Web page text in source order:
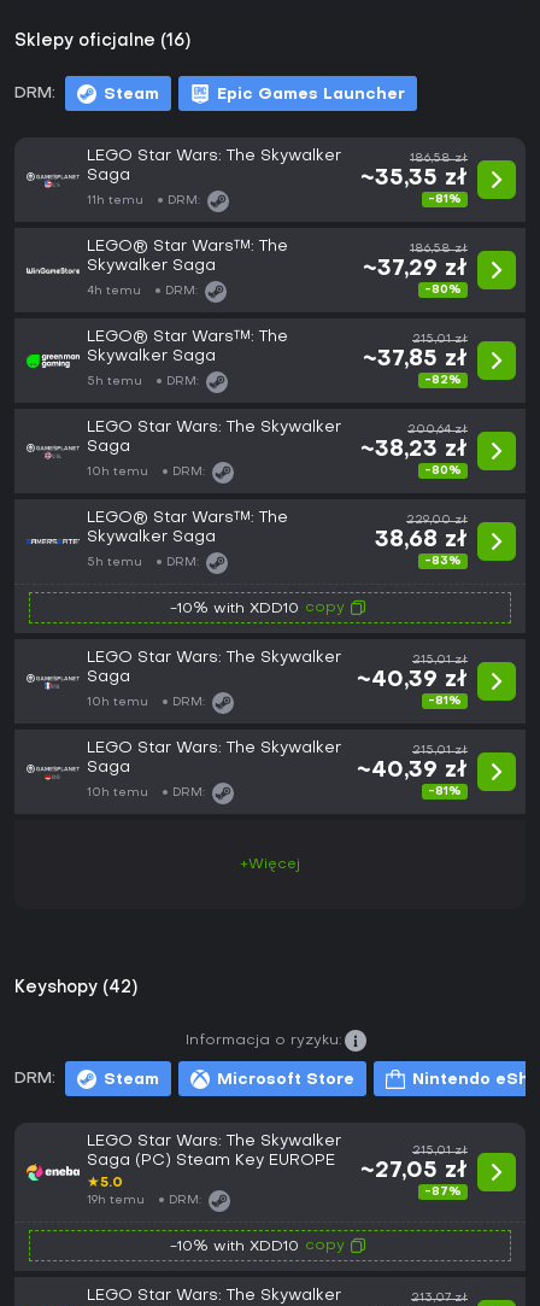
Sklepy oficjalne (16)
DRM: Steam Epic Games Launcher
LEGO Star Wars: The Skywalker
Saga
11h temu DRM:
186,58 zł
~35,35 zł
-81%
LEGO® Star Wars™: The
Skywalker Saga
4h temu DRM:
186,58 zł
~37,29 zł
-80%
LEGO® Star Wars™: The
Skywalker Saga
5h temu DRM:
215,01 zł
~37,85 zł
-82%
LEGO Star Wars: The Skywalker
Saga
10h temu DRM:
200,64 zł
~38,23 zł
-80%
LEGO® Star Wars™: The
Skywalker Saga
5h temu DRM:
229,00 zł
38,68 zł
-83%
-10% with XDD10 copy
LEGO Star Wars: The Skywalker
Saga
10h temu DRM:
215,01 zł
~40,39 zł
-81%
LEGO Star Wars: The Skywalker
Saga
10h temu DRM:
215,01 zł
~40,39 zł
-81%
+Więcej
Keyshopy (42)
DRM: Steam Microsoft Store Nintendo
Informacja o ryzyku:
LEGO Star Wars: The Skywalker
Saga (PC) Steam Key EUROPE
★5.0
19h temu DRM:
215,01 zł
~27,05 zł
-87%
-10% with XDD10 copy
LEGO Star Wars: The Skywalker
213,07 zł